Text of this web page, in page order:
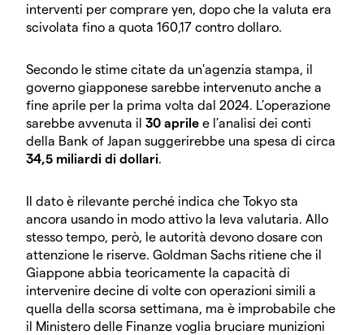
interventi per comprare yen, dopo che la valuta era
scivolata fino a quota 160,17 contro dollaro.
Secondo le stime citate da un'agenzia stampa, il
governo giapponese sarebbe intervenuto anche a
fine aprile per la prima volta dal 2024. L’operazione
sarebbe avvenuta il 30 aprile e l’analisi dei conti
della Bank of Japan suggerirebbe una spesa di circa
34,5 miliardi di dollari.
Il dato è rilevante perché indica che Tokyo sta
ancora usando in modo attivo la leva valutaria. Allo
stesso tempo, però, le autorità devono dosare con
attenzione le riserve. Goldman Sachs ritiene che il
Giappone abbia teoricamente la capacità di
intervenire decine di volte con operazioni simili a
quella della scorsa settimana, ma è improbabile che
il Ministero delle Finanze voglia bruciare munizioni